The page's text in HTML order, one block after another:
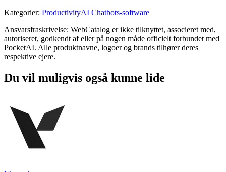
Kategorier: ProductivityAI Chatbots-software
Ansvarsfraskrivelse: WebCatalog er ikke tilknyttet, associeret med,
autoriseret, godkendt af eller på nogen måde officielt forbundet med
PocketAI. Alle produktnavne, logoer og brands tilhører deres
respektive ejere.
Du vil muligvis også kunne lide